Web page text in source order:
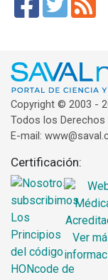
Copyright © 2003 -
Todos los Derechos
E-mail:
Certificación: